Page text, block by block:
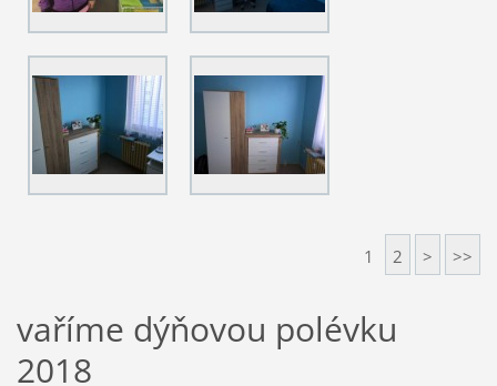
1 2 > >>
vaříme dýňovou polévku
2018